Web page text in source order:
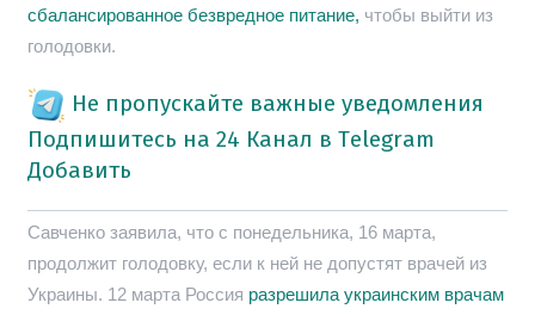
сбалансированное безвредное питание, чтобы выйти из
голодовки.
Не пропускайте важные уведомления
Подпишитесь на 24 Канал в Telegram
Добавить
Савченко заявила, что с понедельника, 16 марта,
продолжит голодовку, если к ней не допустят врачей из
Украины. 12 марта Россия разрешила украинским врачам